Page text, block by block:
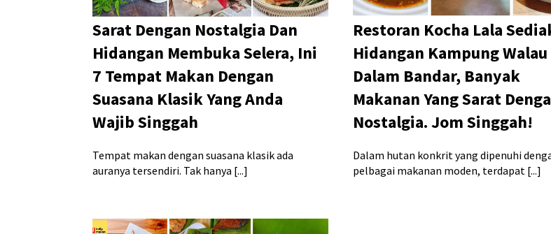
Sarat Dengan Nostalgia Dan
Hidangan Membuka Selera, Ini
7 Tempat Makan Dengan
Suasana Klasik Yang Anda
Wajib Singgah
Tempat makan dengan suasana klasik ada
auranya tersendiri. Tak hanya [...]
Restoran Kocha Lala
Hidangan Kampung Walau
Dalam Bandar, Banyak
Makanan Yang Sarat
Nostalgia. Jom Singgah!
Dalam hutan konkrit yang dipenuhi
pelbagai makanan moden, terdapat [...]